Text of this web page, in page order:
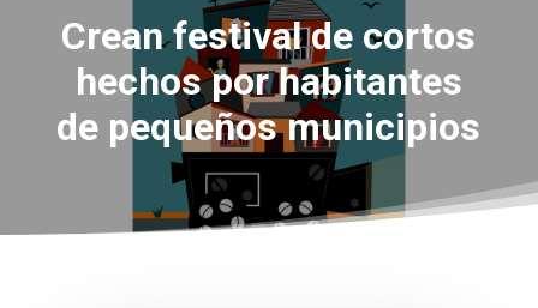
Crean festival de cortos
hechos por habitantes
de pequeños municipios